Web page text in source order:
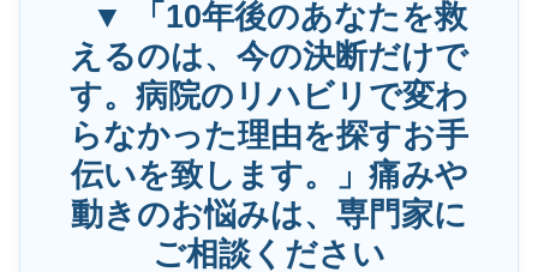
えるのは、今の決断だけで
す。病院のリハビリで変わ
らなかった理由を探すお手
伝いを致します。」痛みや
動きのお悩みは、専門家に
ご相談ください